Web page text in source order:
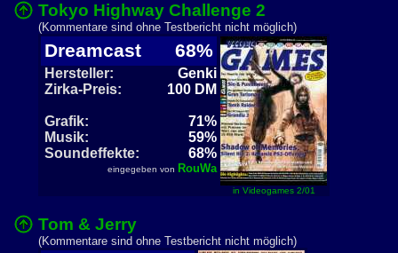
Tokyo Highway Challenge 2
(Kommentare sind ohne Testbericht nicht möglich)
Dreamcast 68%
Hersteller:
Genki
Zirka-Preis:
100 DM
Grafik:
71%
Musik:
59%
Soundeffekte:
68%
eingegeben von RouWa
in Videogames 2/01
Tom & Jerry
(Kommentare sind ohne Testbericht nicht möglich)